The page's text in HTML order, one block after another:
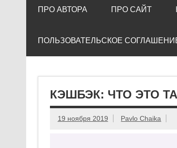
ПРО АВТОРА ПРО САЙТ
ПОЛЬЗОВАТЕЛЬСКОЕ
КЭШБЭК: ЧТО ЭТО
19 ноября 2019 Pavlo Chaika